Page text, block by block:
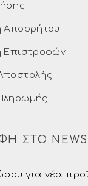
Απορρήτου
Επιστροφών
ΣΤΟ
για νέα